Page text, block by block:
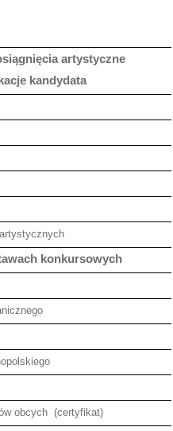
artystyczne
kandydata
konkursowych
obcych (certyfikat)